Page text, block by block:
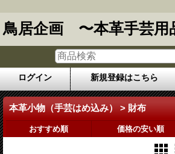
鳥居企画 〜本革手芸用
ログイン 新規登録はこちら
本革小物（手芸はめ込み） > 財布
おすすめ順 価格の安い順